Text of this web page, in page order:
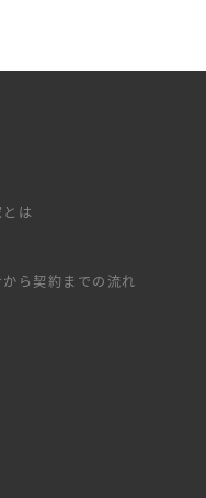
は
ら契約までの流れ